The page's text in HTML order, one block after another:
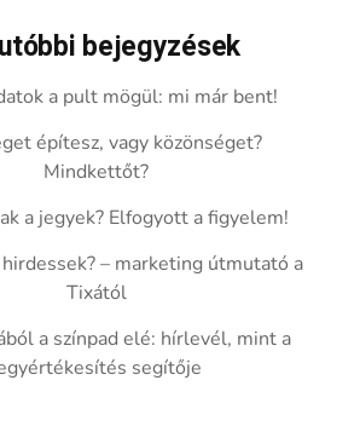
bejegyzések
a pult mögül: mi már bent!
építesz, vagy közönséget?
Mindkettőt?
a jegyek? Elfogyott a figyelem!
– marketing útmutató a
Tixától
a színpad elé: hírlevél, mint a
segítője